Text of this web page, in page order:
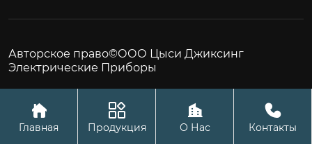
Авторское право©ООО Цыси Джиксинг
Электрические Приборы

Главная

Продукция

О Нас

Контакты